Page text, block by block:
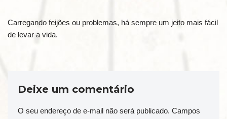
Carregando feijões ou problemas, há sempre um jeito mais fácil
de levar a vida.
Deixe um comentário
O seu endereço de e-mail não será publicado. Campos